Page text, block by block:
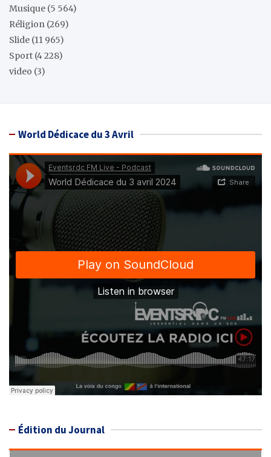
Musique (5 564)
Réligion (269)
Slide (11 965)
Sport (4 228)
video (3)
World Dédicace du 3 Avril
Édition du Journal